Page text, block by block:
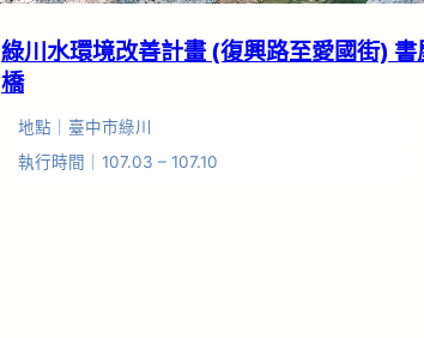
綠川水環境改善計畫 (復興路至愛國街) 書
橋
地點｜臺中市綠川
執行時間｜107.03 – 107.10